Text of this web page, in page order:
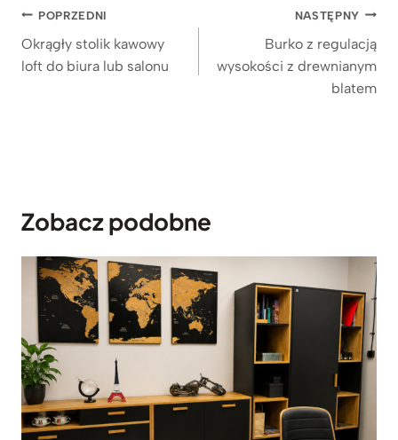
Nawigacja
wpisu
POPRZEDNI
Okrągły stolik kawowy
loft do biura lub salonu
NASTĘPNY
Burko z regulacją
wysokości z drewnianym
blatem
Zobacz podobne